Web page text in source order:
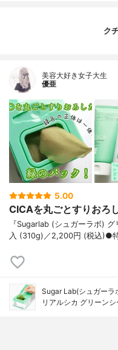
ク
美容大好き女子大生
優亜
5.00
CICAを丸ごとすりおろ
『Sugarlab (シュガーラボ)
入 (310g)／2,200円 (税込)●
Sugar Lab(シュガーラ
リアルシカ グリーン